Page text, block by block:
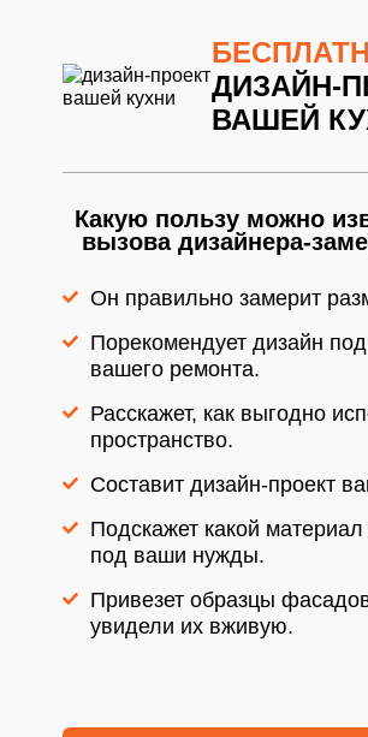
ДИЗАЙН-
ВАШЕЙ
Какую пользу можно
вызова дизайнера-
Он правильно замерит
Порекомендует дизайн
вашего ремонта.
Расскажет, как выгодно
пространство.
Составит дизайн-проект
Подскажет какой
под ваши нужды.
Привезет образцы
увидели их вживую.